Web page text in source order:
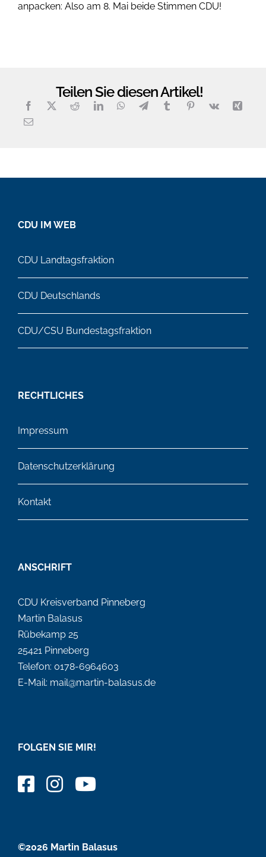
anpacken: Also am 8. Mai beide Stimmen CDU!
Teilen Sie diesen Artikel!
CDU IM WEB
CDU Landtagsfraktion
CDU Deutschlands
CDU/CSU Bundestagsfraktion
RECHTLICHES
Impressum
Datenschutzerklärung
Kontakt
ANSCHRIFT
CDU Kreisverband Pinneberg
Martin Balasus
Rübekamp 25
25421 Pinneberg
Telefon: 0178-6964603
E-Mail: mail@martin-balasus.de
FOLGEN SIE MIR!
©2026 Martin Balasus